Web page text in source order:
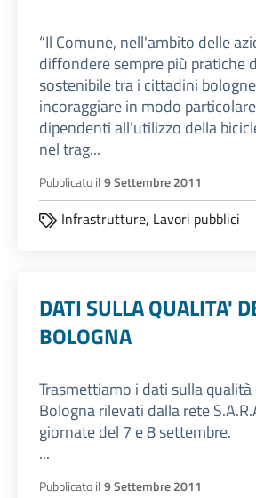
“Il Comune, nell'ambito delle
diffondere sempre più pratiche
sostenibile tra i cittadini
incoraggiare in modo
dipendenti all'utilizzo della
nel trag...
Pubblicato il 9 Settembre 2011
Infrastrutture, Lavori pubblici
DATI SULLA QUALITA'
BOLOGNA
Trasmettiamo i dati sulla
Bologna rilevati dalla rete
giornate del 7 e 8 settembre.
...
Pubblicato il 9 Settembre 2011